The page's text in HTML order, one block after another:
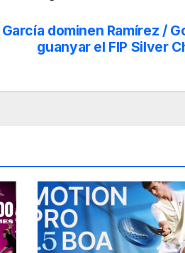
dominen Ramírez /
guanyar el FIP Silver